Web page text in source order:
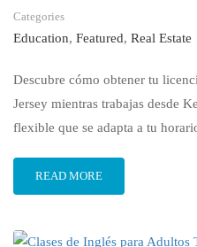
Categories
Education, Featured, Real Estate
Descubre cómo obtener tu
Jersey mientras trabajas desde
flexible que se adapta a tu
READ MORE